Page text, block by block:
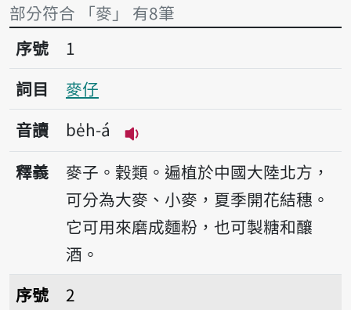
部分符合 「麥」 有8筆
序號1麥仔
序號
1
詞目
麥仔
音讀
be̍h-á
播放音讀be̍h-á
釋義
麥子。穀類。遍植於中國大陸北方，
可分為大麥、小麥，夏季開花結穗。
它可用來磨成麵粉，也可製糖和釀
酒。
序號2麥仔茶
序號
2